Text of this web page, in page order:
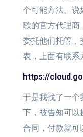
个可能方法。说
歌的官方代理商
委托他们托管，
表，上面有联系
https://
于是我找了一个
下，被告知可以
合同，付款就可